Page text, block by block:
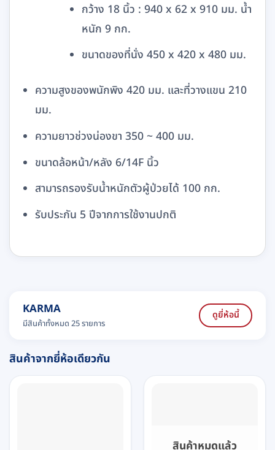
กว้าง 18 นิ้ว : 940 x 62 x 910 มม. น้ำ
หนัก 9 กก.
ขนาดของที่นั่ง 450 x 420 x 480 มม.
ความสูงของพนักพิง 420 มม. และที่วางแขน 210
มม.
ความยาวช่วงน่องขา 350 ~ 400 มม.
ขนาดล้อหน้า/หลัง 6/14F นิ้ว
สามารถรองรับน้ำหนักตัวผู้ป่วยได้ 100 กก.
รับประกัน 5 ปีจากการใช้งานปกติ
KARMA
มีสินค้าทั้งหมด 25 รายการ
ดูยี่ห้อนี้
สินค้าจากยี่ห้อเดียวกัน
สินค้าหมดแล้ว